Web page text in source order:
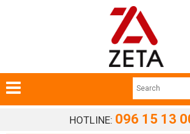
HOTLINE: 096 15 13